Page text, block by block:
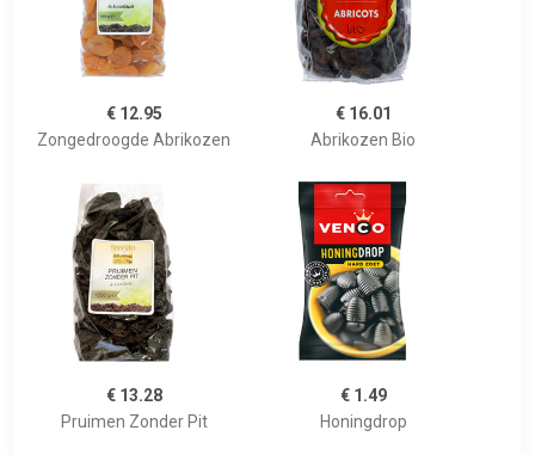
€ 12.95
Zongedroogde Abrikozen
€ 16.01
Abrikozen Bio
€ 13.28
Pruimen Zonder Pit
€ 1.49
Honingdrop